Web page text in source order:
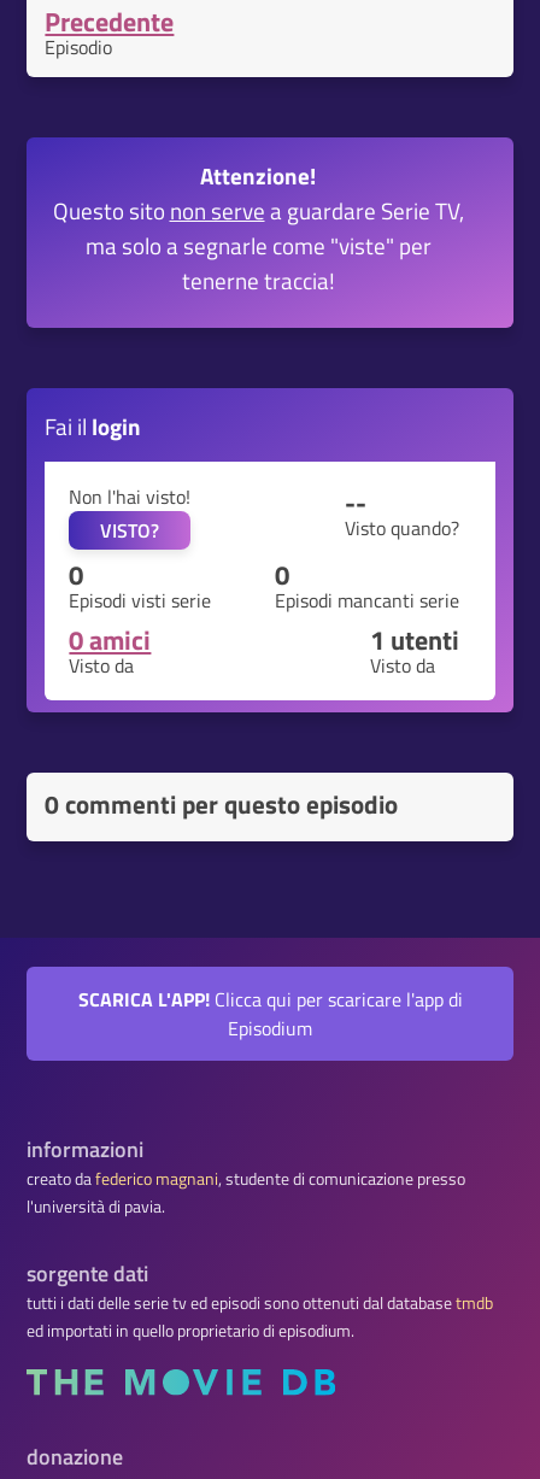
Precedente
Episodio
Attenzione!
Questo sito non servea guardare Serie TV,
ma solo a segnarle come "viste" per
tenerne traccia!
Fai il login
Non l'hai visto!
VISTO?
--
Visto quando?
0
Episodi visti serie
0
Episodi mancanti serie
0 amici
Visto da
1 utenti
Visto da
0 commenti per questo episodio
SCARICA L'APP!Clicca qui per scaricare l'app di
Episodium
informazioni
creato dafederico magnani, studente di comunicazione presso
l'università di pavia.
sorgente dati
tutti i dati delle serie tv ed episodi sono ottenuti dal databasetmdb
ed importati in quello proprietario di episodium.
donazione